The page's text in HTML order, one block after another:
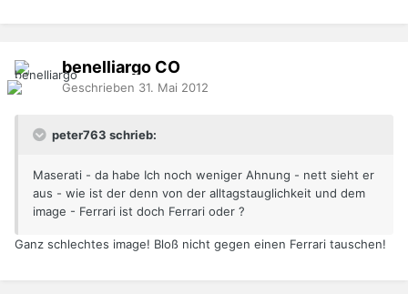
benelliargo CO
Geschrieben 31. Mai 2012
peter763 schrieb:
Maserati - da habe Ich noch weniger Ahnung - nett sieht er
aus - wie ist der denn von der alltagstauglichkeit und dem
image - Ferrari ist doch Ferrari oder ?
Ganz schlechtes image! Bloß nicht gegen einen Ferrari tauschen!